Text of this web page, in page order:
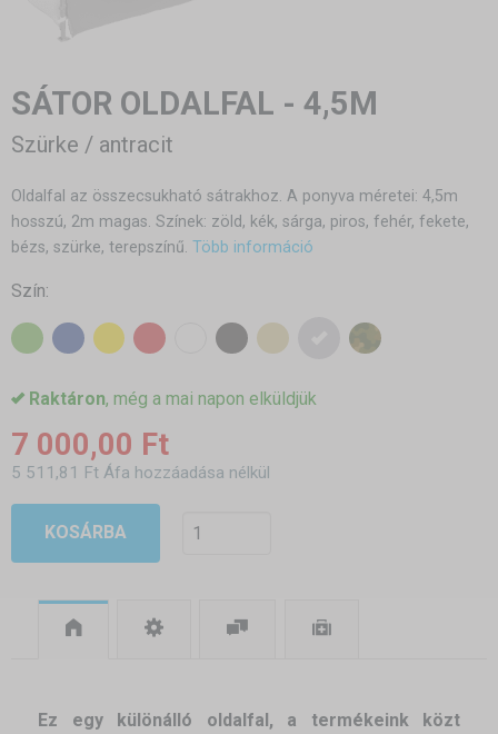
SÁTOR OLDALFAL - 4,5M
Szürke / antracit
Oldalfal az összecsukható sátrakhoz. A ponyva méretei: 4,5m
hosszú, 2m magas. Színek: zöld, kék, sárga, piros, fehér, fekete,
bézs, szürke, terepszínű. Több információ
Szín:
Raktáron, még a mai napon elküldjük
7 000,00 Ft
5 511,81 Ft Áfa hozzáadása nélkül
KOSÁRBA
Ez egy különálló oldalfal, a termékeink közt